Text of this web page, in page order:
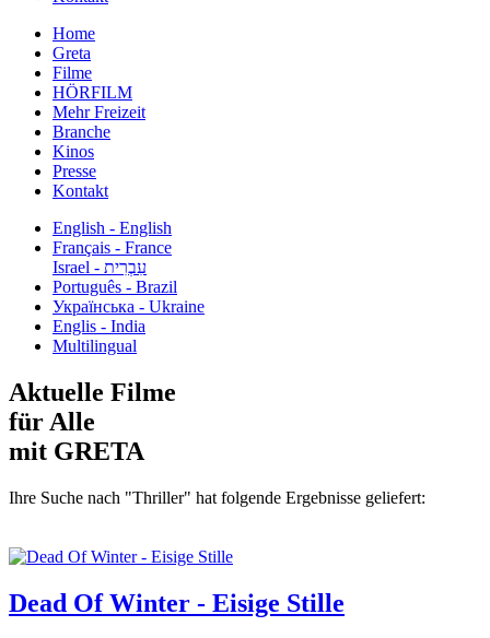
Home
Greta
Filme
HÖRFILM
Mehr Freizeit
Branche
Kinos
Presse
Kontakt
English - English
Français - France
עִבְרִית - Israel
Português - Brazil
Українська - Ukraine
Englis - India
Multilingual
Aktuelle Filme
für Alle
mit GRETA
Ihre Suche nach "Thriller" hat folgende Ergebnisse geliefert:
Dead Of Winter - Eisige Stille